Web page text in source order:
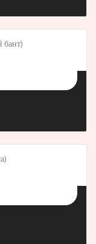
бант)